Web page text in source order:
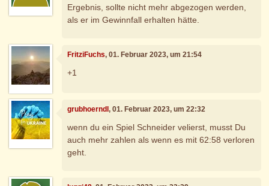
Ergebnis, sollte nicht mehr abgezogen werden,
als er im Gewinnfall erhalten hätte.
FritziFuchs, 01. Februar 2023, um 21:54
+1
grubhoerndl, 01. Februar 2023, um 22:32
wenn du ein Spiel Schneider velierst, musst Du
auch mehr zahlen als wenn es mit 62:58 verloren
geht.